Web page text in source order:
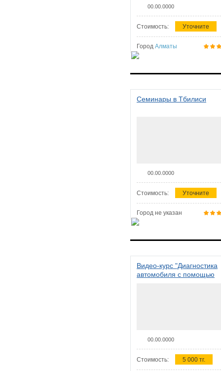
00.00.0000
Стоимость: Уточните
Город Алматы
Семинары в Тбилиси
00.00.0000
Стоимость: Уточните
Город не указан
Видео-курс "Диагностика
автомобиля с помощью
00.00.0000
Стоимость: 5 000 тг.